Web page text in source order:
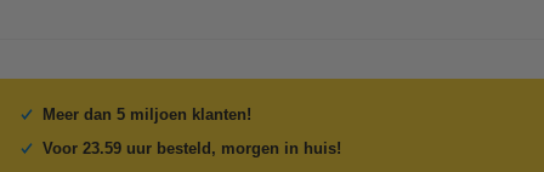
Meer dan 5 miljoen klanten!
Voor 23.59 uur besteld, morgen in huis!